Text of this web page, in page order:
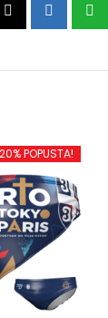
20% POPUSTA!